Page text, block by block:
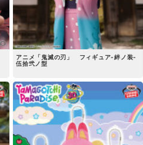
アニメ「鬼滅の刃」 フィギュア-絆ノ装-
伍拾弐ノ型